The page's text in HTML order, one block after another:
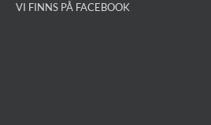
VI FINNS PÅ FACEBOOK